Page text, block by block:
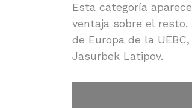
Esta categoría
ventaja sobre el
de Europa de la
Jasurbek Latipov.